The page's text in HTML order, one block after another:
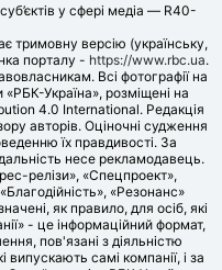
у сфері медіа — R40-
тримовну версію (українську,
порталу - https://www.rbc.ua.
Всі фотографії на
Україна», розміщені на
4.0 International. Редакція
авторів. Оціночні судження
їх правдивості. За
несе рекламодавець.
релізи», «Спецпроект»,
«Резонанс»
як правило, для осіб, які
- це інформаційний формат,
пов'язані з діяльністю
випускають самі компанії, і за